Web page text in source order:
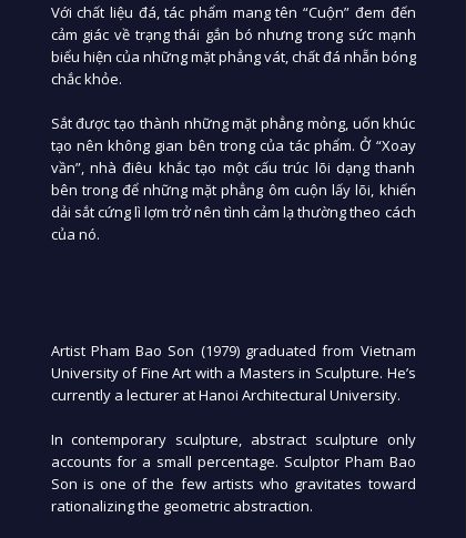
Với chất liệu đá, tác phẩm mang tên “Cuộn” đem đến
cảm giác về trạng thái gắn bó nhưng trong sức mạnh
biểu hiện của những mặt phẳng vát, chất đá nhẵn bóng
chắc khỏe.
Sắt được tạo thành những mặt phẳng mỏng, uốn khúc
tạo nên không gian bên trong của tác phẩm. Ở “Xoay
vần”, nhà điêu khắc tạo một cấu trúc lõi dạng thanh
bên trong để những mặt phẳng ôm cuộn lấy lõi, khiến
dải sắt cứng lì lợm trở nên tình cảm lạ thường theo cách
của nó.
Artist Pham Bao Son (1979) graduated from Vietnam
University of Fine Art with a Masters in Sculpture. He’s
currently a lecturer at Hanoi Architectural University.
In contemporary sculpture, abstract sculpture only
accounts for a small percentage. Sculptor Pham Bao
Son is one of the few artists who gravitates toward
rationalizing the geometric abstraction.